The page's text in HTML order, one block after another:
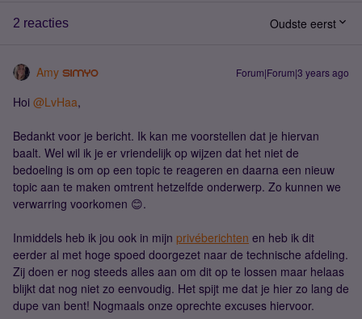
2 reacties Oudste eerst
Amy Forum|Forum|3 years ago
Hoi @LvHaa,
Bedankt voor je bericht. Ik kan me voorstellen dat je hiervan
baalt. Wel wil ik je er vriendelijk op wijzen dat het niet de
bedoeling is om op een topic te reageren en daarna een nieuw
topic aan te maken omtrent hetzelfde onderwerp. Zo kunnen we
verwarring voorkomen 😊.
Inmiddels heb ik jou ook in mijn privéberichten en heb ik dit
eerder al met hoge spoed doorgezet naar de technische afdeling.
Zij doen er nog steeds alles aan om dit op te lossen maar helaas
blijkt dat nog niet zo eenvoudig. Het spijt me dat je hier zo lang de
dupe van bent! Nogmaals onze oprechte excuses hiervoor.